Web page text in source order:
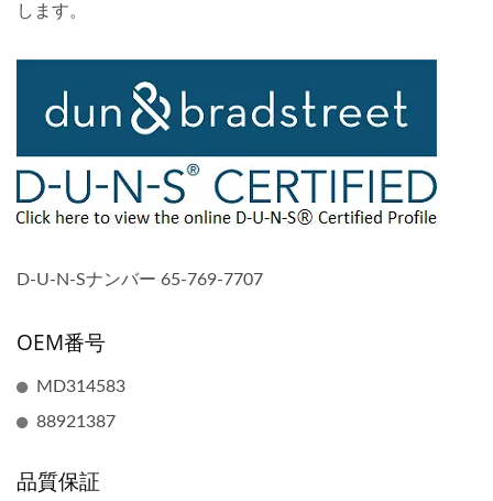
します。
D-U-N-Sナンバー 65-769-7707
OEM番号
MD314583
88921387
品質保証